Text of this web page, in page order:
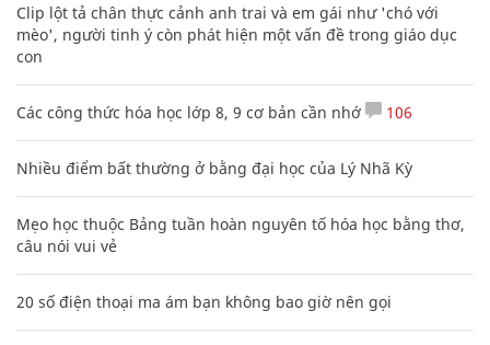
Clip lột tả chân thực cảnh anh trai và em gái như 'chó với
mèo', người tinh ý còn phát hiện một vấn đề trong giáo dục
con
Các công thức hóa học lớp 8, 9 cơ bản cần nhớ 106
Nhiều điểm bất thường ở bằng đại học của Lý Nhã Kỳ
Mẹo học thuộc Bảng tuần hoàn nguyên tố hóa học bằng thơ,
câu nói vui vẻ
20 số điện thoại ma ám bạn không bao giờ nên gọi